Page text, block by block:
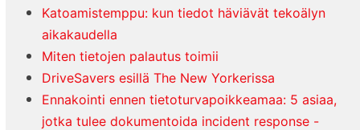
Katoamistemppu: kun tiedot häviävät tekoälyn
aikakaudella
Miten tietojen palautus toimii
DriveSavers esillä The New Yorkerissa
Ennakointi ennen tietoturvapoikkeamaa: 5 asiaa,
jotka tulee dokumentoida incident response -